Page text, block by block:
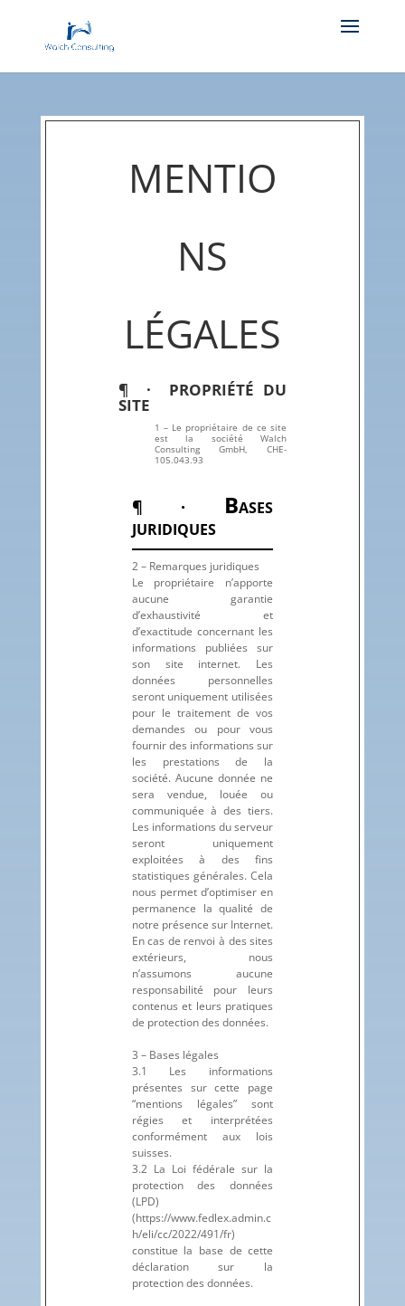
MENTIO
NS
LÉGALES
¶ · PROPRIÉTÉ DU
SITE
1 – Le propriétaire de ce site
est la société Walch
Consulting GmbH,CHE-
105.043.93
¶ · BASES
JURIDIQUES
2 – Remarques juridiques
Le propriétaire n’apporte
aucune garantie
d’exhaustivité et
d’exactitude concernant les
informations publiées sur
son site internet. Les
données personnelles
seront uniquement utilisées
pour le traitement de vos
demandes ou pour vous
fournir des informations sur
les prestations de la
société. Aucune donnée ne
sera vendue, louée ou
communiquée à des tiers.
Les informations du serveur
seront uniquement
exploitées à des fins
statistiques générales. Cela
nous permet d’optimiser en
permanence la qualité de
notre présence sur Internet.
En cas de renvoi à des sites
extérieurs, nous
n’assumons aucune
responsabilité pour leurs
contenus et leurs pratiques
de protection des données.
3 – Bases légales
3.1 Les informations
présentes sur cette page
“mentions légales” sont
régies et interprétées
conformément aux lois
suisses.
3.2 La Loi fédérale sur la
protection des données
(LPD)
(https://www.fedlex.admin.c
h/eli/cc/2022/491/fr)
constitue la base de cette
déclaration sur la
protection des données.